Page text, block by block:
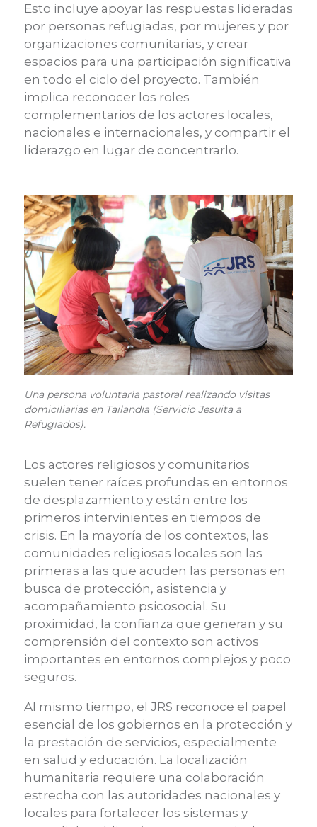
Esto incluye apoyar las respuestas lideradas
por personas refugiadas, por mujeres y por
organizaciones comunitarias, y crear
espacios para una participación significativa
en todo el ciclo del proyecto. También
implica reconocer los roles
complementarios de los actores locales,
nacionales e internacionales, y compartir el
liderazgo en lugar de concentrarlo.
Una persona voluntaria pastoral realizando visitas
domiciliarias en Tailandia (Servicio Jesuita a
Refugiados).
Los actores religiosos y comunitarios
suelen tener raíces profundas en entornos
de desplazamiento y están entre los
primeros intervinientes en tiempos de
crisis. En la mayoría de los contextos, las
comunidades religiosas locales son las
primeras a las que acuden las personas en
busca de protección, asistencia y
acompañamiento psicosocial. Su
proximidad, la confianza que generan y su
comprensión del contexto son activos
importantes en entornos complejos y poco
seguros.
Al mismo tiempo, el JRS reconoce el papel
esencial de los gobiernos en la protección y
la prestación de servicios, especialmente
en salud y educación. La localización
humanitaria requiere una colaboración
estrecha con las autoridades nacionales y
locales para fortalecer los sistemas y